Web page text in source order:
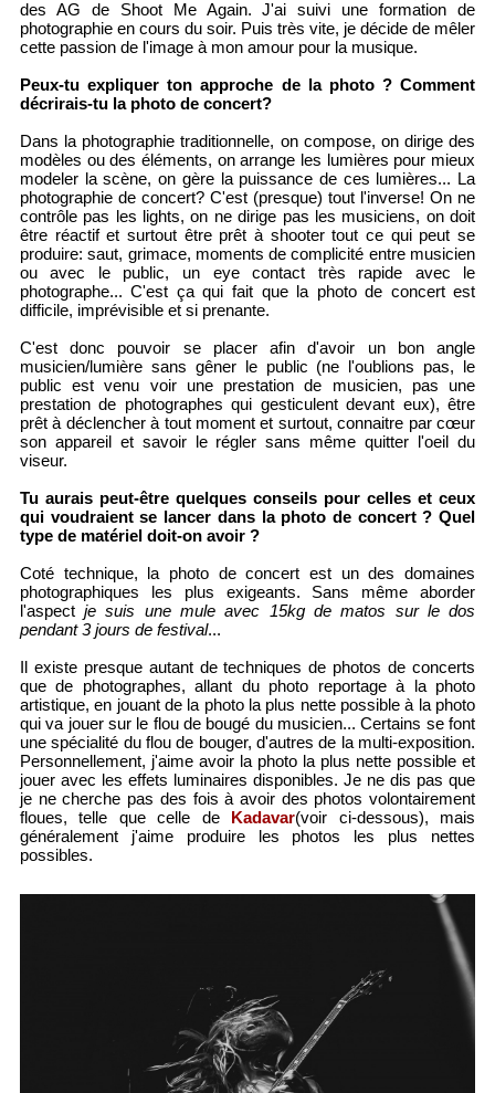
des AG de Shoot Me Again. J'ai suivi une formation de
photographie en cours du soir. Puis très vite, je décide de mêler
cette passion de l'image à mon amour pour la musique.
Peux-tu expliquer ton approche de la photo ? Comment
décrirais-tu la photo de concert?
Dans la photographie traditionnelle, on compose, on dirige des
modèles ou des éléments, on arrange les lumières pour mieux
modeler la scène, on gère la puissance de ces lumières... La
photographie de concert? C'est (presque) tout l'inverse! On ne
contrôle pas les lights, on ne dirige pas les musiciens, on doit
être réactif et surtout être prêt à shooter tout ce qui peut se
produire: saut, grimace, moments de complicité entre musicien
ou avec le public, un eye contact très rapide avec le
photographe... C'est ça qui fait que la photo de concert est
difficile, imprévisible et si prenante.
C'est donc pouvoir se placer afin d'avoir un bon angle
musicien/lumière sans gêner le public (ne l'oublions pas, le
public est venu voir une prestation de musicien, pas une
prestation de photographes qui gesticulent devant eux), être
prêt à déclencher à tout moment et surtout, connaitre par cœur
son appareil et savoir le régler sans même quitter l'oeil du
viseur.
Tu aurais peut-être quelques conseils pour celles et ceux
qui voudraient se lancer dans la photo de concert ? Quel
type de matériel doit-on avoir ?
Coté technique, la photo de concert est un des domaines
photographiques les plus exigeants. Sans même aborder
l'aspectje suis une mule avec 15kg de matos sur le dos
pendant 3 jours de festival...
Il existe presque autant de techniques de photos de concerts
que de photographes, allant du photo reportage à la photo
artistique, en jouant de la photo la plus nette possible à la photo
qui va jouer sur le flou de bougé du musicien... Certains se font
une spécialité du flou de bouger, d'autres de la multi-exposition.
Personnellement, j'aime avoir la photo la plus nette possible et
jouer avec les effets luminaires disponibles. Je ne dis pas que
je ne cherche pas des fois à avoir des photos volontairement
floues, telle que celle de Kadavar(voir ci-dessous), mais
généralement j'aime produire les photos les plus nettes
possibles.